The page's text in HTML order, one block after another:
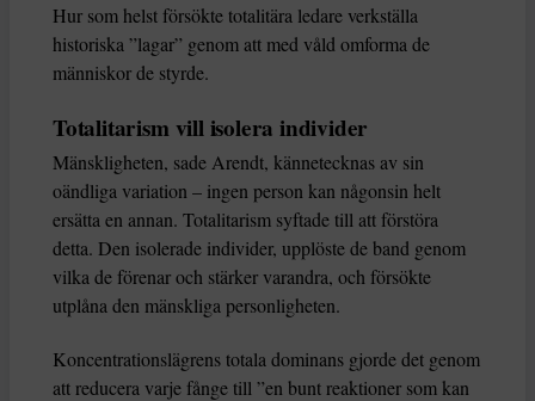
Hur som helst försökte totalitära ledare verkställa
historiska ”lagar” genom att med våld omforma de
människor de styrde.
Totalitarism vill isolera individer
Mänskligheten, sade Arendt, kännetecknas av sin
oändliga variation – ingen person kan någonsin helt
ersätta en annan. Totalitarism syftade till att förstöra
detta. Den isolerade individer, upplöste de band genom
vilka de förenar och stärker varandra, och försökte
utplåna den mänskliga personligheten.
Koncentrationslägrens totala dominans gjorde det genom
att reducera varje fånge till ”en bunt reaktioner som kan